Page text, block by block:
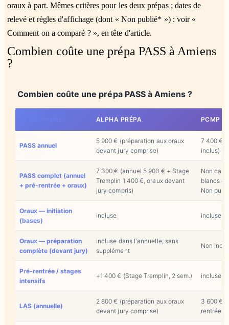
oraux à part. Mêmes critères pour les deux prépas ; dates de
relevé et règles d'affichage (dont « Non publié* ») : voir «
Comment on a comparé ? », en tête d'article.
Combien coûte une prépa PASS à Amiens
?
Combien coûte une prépa PASS à Amiens ?
ALPHA PRÉPA PCMP
PASS annuel
5 900 € (préparation aux oraux
devant jury comprise)
7 400 €
inclus)
PASS complet (annuel
+ pré-rentrée + oraux)
7 300 € (annuel 5 900 € + Stage
Tremplin 1 400 €, oraux devant
jury compris)
Non
blancs
Non
Oraux — initiation
(bases)
incluse incluse
Oraux — préparation
complète (devant jury)
incluse dans l'annuelle, sans
supplément
Non
Pré-rentrée / stages
intensifs
+1 400 € (Stage Tremplin, 2 sem.) incluse
LAS (annuelle)
2 800 € (préparation aux oraux
devant jury comprise)
3 600 €
rentrée